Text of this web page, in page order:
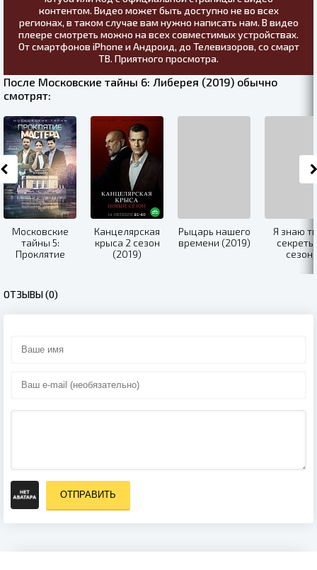
контентом. Видео может быть доступно не во всех
регионах, в таком случае вам нужно написать нам. В видео
плеере смотреть можно на всех совместимых устройствах.
От смартфонов iPhone и Андроид, до Телевизоров, со смарт
ТВ. Приятного просмотра.
После Московские тайны 6: Либерея (2019) обычно
смотрят:
Московские
тайны 5:
Проклятие
Канцелярская
крыса 2 сезон
(2019)
Рыцарь нашего
времени (2019)
Я знаю
секреты
сезон)
ОТЗЫВЫ (0)
ОТПРАВИТЬ